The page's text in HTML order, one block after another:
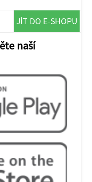
JÍT DO E-SHOPU
naší